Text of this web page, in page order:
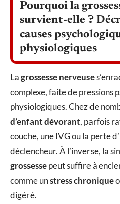
Pourquoi la
survient-elle ?
causes
physiologiques
Lagrossesse nerveuse
complexe, faite de pressions
physiologiques. Chez de
d’enfant dévorant, parfois
couche, une IVG ou la perte
déclencheur. À l’inverse, la
grossessepeut suffire à
comme unstress chronique
digéré.